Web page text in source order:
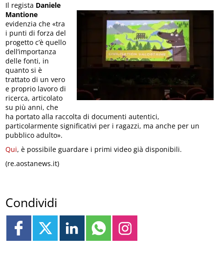
Il regista Daniele
Mantione
evidenzia che «tra
i punti di forza del
progetto c’è quello
dell’importanza
delle fonti, in
quanto si è
trattato di un vero
e proprio lavoro di
ricerca, articolato
su più anni, che
ha portato alla raccolta di documenti autentici,
particolarmente significativi per i ragazzi, ma anche per un
pubblico adulto».
Qui, è possibile guardare i primi video già disponibili.
(re.aostanews.it)
Condividi